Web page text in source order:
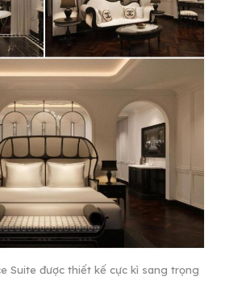
Suite được thiết kế cực kì sang trọng